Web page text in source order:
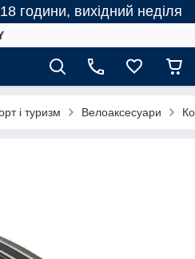
години, вихідний неділя
і туризм Велоаксесуари